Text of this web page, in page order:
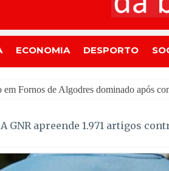
ECONOMIA DESPORTO
centenário d
A GNR apreende 1.971 artigos